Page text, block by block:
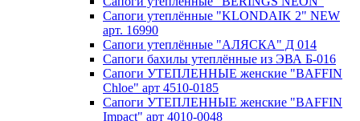
Сапоги утеплённые "KLONDAIK 2" NEW
арт. 16990
Сапоги утеплённые "АЛЯСКА" Д 014
Сапоги бахилы утеплённые из ЭВА Б-016
Сапоги УТЕПЛЕННЫЕ женские "BAFFIN
Chloe" арт 4510-0185
Сапоги УТЕПЛЕННЫЕ женские "BAFFIN
Impact" арт 4010-0048